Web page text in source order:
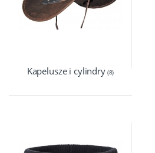
Kapelusze i cylindry (8)